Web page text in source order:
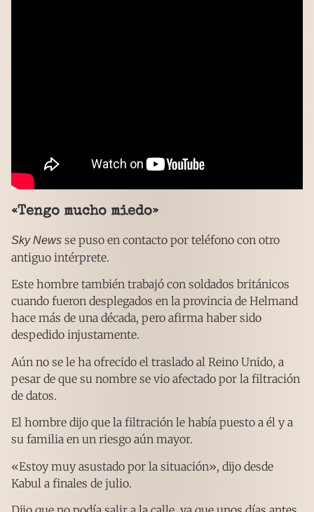
«Tengo mucho miedo»
Sky News se puso en contacto por teléfono con otro
antiguo intérprete.
Este hombre también trabajó con soldados británicos
cuando fueron desplegados en la provincia de Helmand
hace más de una década, pero afirma haber sido
despedido injustamente.
Aún no se le ha ofrecido el traslado al Reino Unido, a
pesar de que su nombre se vio afectado por la filtración
de datos.
El hombre dijo que la filtración le había puesto a él y a
su familia en un riesgo aún mayor.
«Estoy muy asustado por la situación», dijo desde
Kabul a finales de julio.